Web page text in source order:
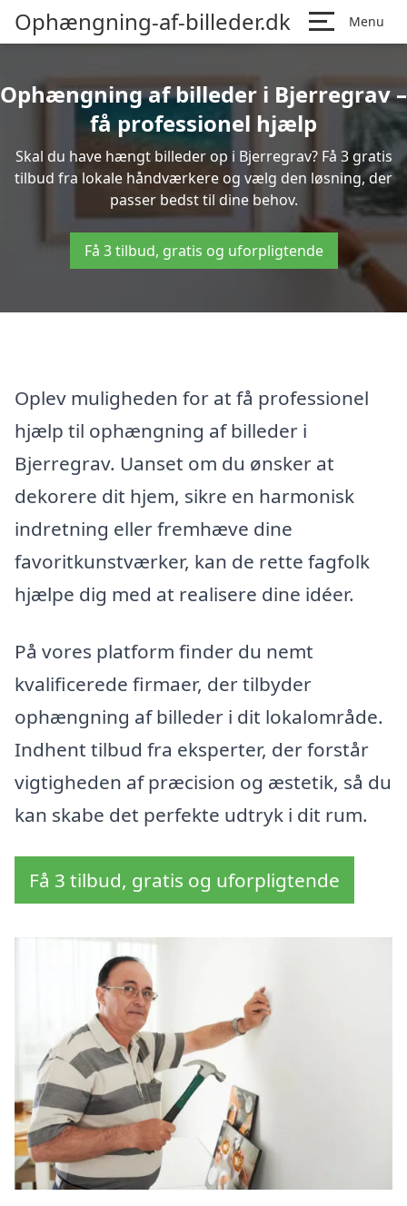
Ophængning-af-billeder.dk Menu
Ophængning af billeder i Bjerregrav –
få professionel hjælp
Skal du have hængt billeder op i Bjerregrav? Få 3 gratis
tilbud fra lokale håndværkere og vælg den løsning, der
passer bedst til dine behov.
Få 3 tilbud, gratis og uforpligtende
Oplev muligheden for at få professionel
hjælp til ophængning af billeder i
Bjerregrav. Uanset om du ønsker at
dekorere dit hjem, sikre en harmonisk
indretning eller fremhæve dine
favoritkunstværker, kan de rette fagfolk
hjælpe dig med at realisere dine idéer.
På vores platform finder du nemt
kvalificerede firmaer, der tilbyder
ophængning af billeder i dit lokalområde.
Indhent tilbud fra eksperter, der forstår
vigtigheden af præcision og æstetik, så du
kan skabe det perfekte udtryk i dit rum.
Få 3 tilbud, gratis og uforpligtende